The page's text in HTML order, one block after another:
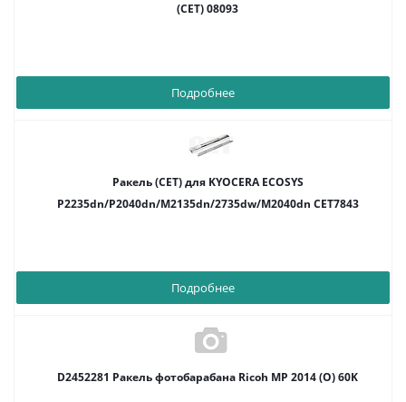
(CET) 08093
Подробнее
Ракель (CET) для KYOCERA ECOSYS
P2235dn/P2040dn/M2135dn/2735dw/M2040dn CET7843
Подробнее
D2452281 Ракель фотобарабана Ricoh MP 2014 (О) 60K